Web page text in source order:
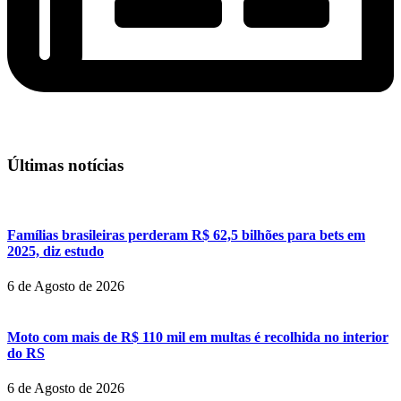
Últimas notícias
Famílias brasileiras perderam R$ 62,5 bilhões para bets em
2025, diz estudo
6 de Agosto de 2026
Moto com mais de R$ 110 mil em multas é recolhida no interior
do RS
6 de Agosto de 2026